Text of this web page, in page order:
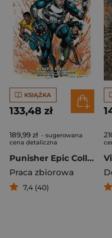
KSIĄŻKA
133,48 zł
189,99 zł - sugerowana
cena detaliczna
Punisher Epic Collection. Kingpin rządzi
Praca zbiorowa
7,4 (40)